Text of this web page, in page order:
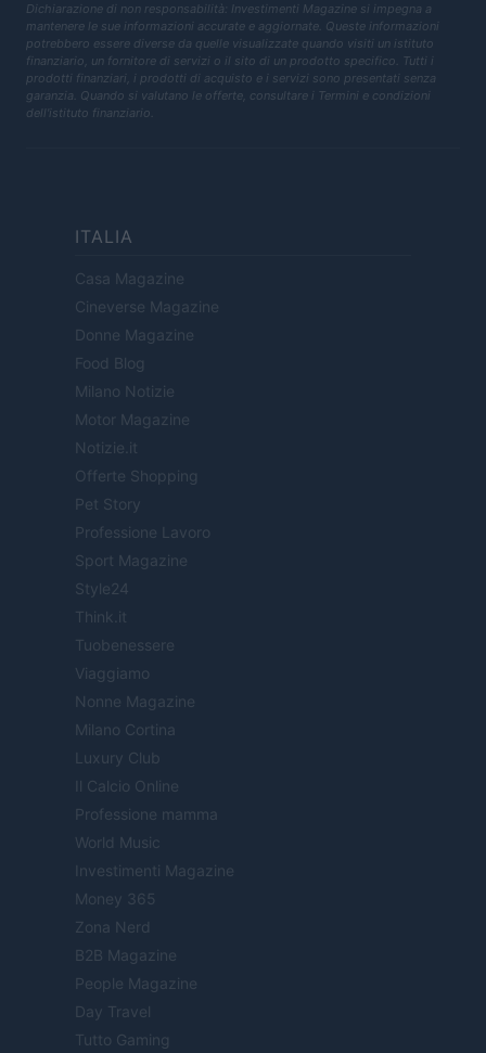
Dichiarazione di non responsabilità: Investimenti Magazine si impegna a
mantenere le sue informazioni accurate e aggiornate. Queste informazioni
potrebbero essere diverse da quelle visualizzate quando visiti un istituto
finanziario, un fornitore di servizi o il sito di un prodotto specifico. Tutti i
prodotti finanziari, i prodotti di acquisto e i servizi sono presentati senza
garanzia. Quando si valutano le offerte, consultare i Termini e condizioni
dell'istituto finanziario.
ITALIA
Casa Magazine
Cineverse Magazine
Donne Magazine
Food Blog
Milano Notizie
Motor Magazine
Notizie.it
Offerte Shopping
Pet Story
Professione Lavoro
Sport Magazine
Style24
Think.it
Tuobenessere
Viaggiamo
Nonne Magazine
Milano Cortina
Luxury Club
Il Calcio Online
Professione mamma
World Music
Investimenti Magazine
Money 365
Zona Nerd
B2B Magazine
People Magazine
Day Travel
Tutto Gaming